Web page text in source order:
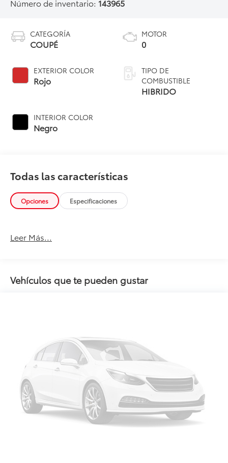
Número de inventario: 143965
CATEGORÍA
COUPÉ
EXTERIOR COLOR
Rojo
INTERIOR COLOR
Negro
MOTOR
0
TIPO DE
COMBUSTIBLE
HIBRIDO
Todas las características
Opciones Especificaciones
Leer Más...
Vehículos que te pueden gustar